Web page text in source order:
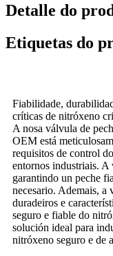
Detalle do
Etiquetas do
Fiabilidade,
críticas de nitróxeno
A nosa válvula de
OEM está
requisitos de control
entornos industriais.
garantindo un peche
necesario. Ademais, a
duradeiros e
seguro e fiable do
solución ideal para
nitróxeno seguro e de